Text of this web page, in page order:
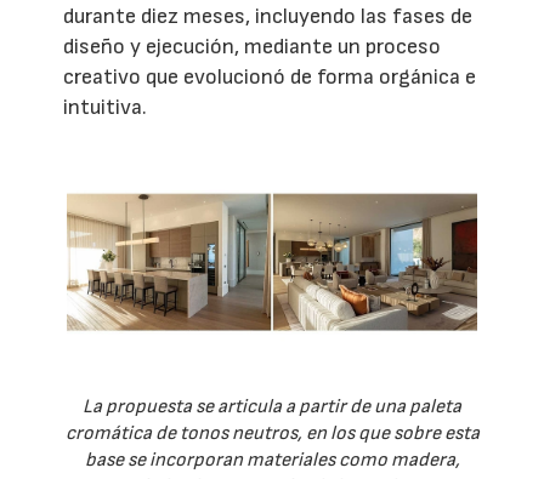
durante diez meses, incluyendo las fases de
diseño y ejecución, mediante un proceso
creativo que evolucionó de forma orgánica e
intuitiva.
La propuesta se articula a partir de una paleta
cromática de tonos neutros, en los que sobre esta
base se incorporan materiales como madera,